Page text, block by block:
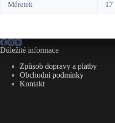
Méretek 17
Důležité informace
Způsob dopravy a platby
Obchodní podmínky
Kontakt